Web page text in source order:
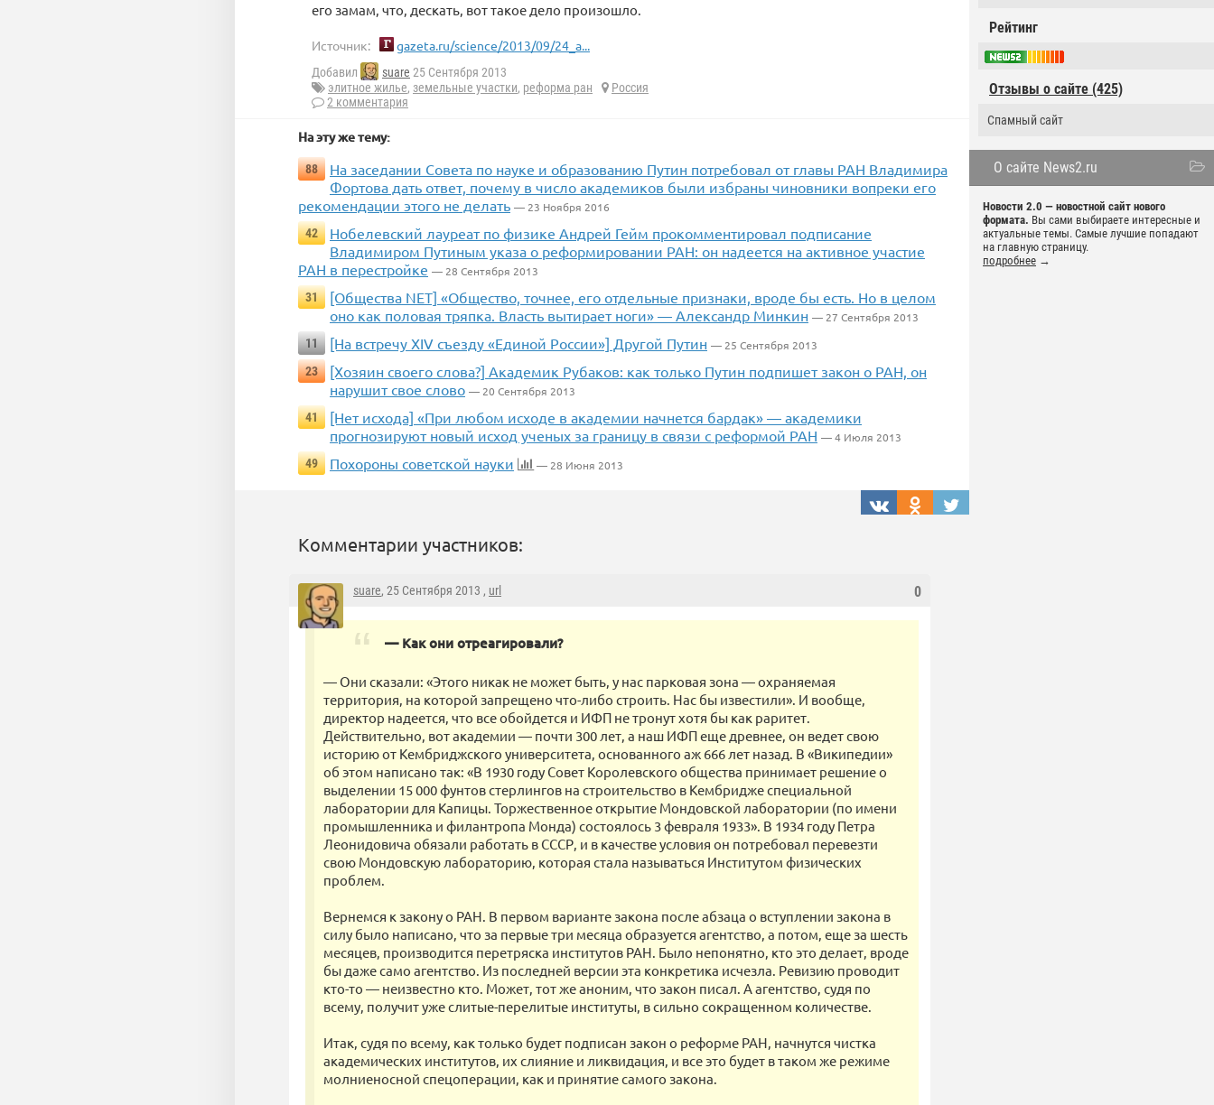
Рейтинг
Отзывы о сайте (425)
Спамный сайт
О сайте News2.ru
Новости 2.0 — новостной сайт нового
формата. Вы сами выбираете интересные и
актуальные темы. Самые лучшие попадают
на главную страницу.
подробнее →
его замам, что, дескать, вот такое дело произошло.
Источник: gazeta.ru/science/2013/09/24_a...
Добавил suare 25 Сентября 2013
элитное жилье, земельные участки, реформа ран
Россия
2 комментария
На эту же тему:
88
На заседании Совета по науке и образованию Путин потребовал от главы РАН Владимира
Фортова дать ответ, почему в число академиков были избраны чиновники вопреки его
рекомендации этого не делать — 23 Ноября 2016
42
Нобелевский лауреат по физике Андрей Гейм прокомментировал подписание
Владимиром Путиным указа о реформировании РАН: он надеется на активное участие
РАН в перестройке — 28 Сентября 2013
31
[Общества NET] «Общество, точнее, его отдельные признаки, вроде бы есть. Но в целом
оно как половая тряпка. Власть вытирает ноги» — Александр Минкин — 27 Сентября 2013
11
[На встречу XIV съезду «Единой России»] Другой Путин — 25 Сентября 2013
23
[Хозяин своего слова?] Академик Рубаков: как только Путин подпишет закон о РАН, он
нарушит свое слово — 20 Сентября 2013
41
[Нет исхода] «При любом исходе в академии начнется бардак» — академики
прогнозируют новый исход ученых за границу в связи с реформой РАН — 4 Июля 2013
49
Похороны советской науки — 28 Июня 2013
Комментарии участников:
0
suare, 25 Сентября 2013 , url
— Как они отреагировали?
— Они сказали: «Этого никак не может быть, у нас парковая зона — охраняемая
территория, на которой запрещено что-либо строить. Нас бы известили». И вообще,
директор надеется, что все обойдется и ИФП не тронут хотя бы как раритет.
Действительно, вот академии — почти 300 лет, а наш ИФП еще древнее, он ведет свою
историю от Кембриджского университета, основанного аж 666 лет назад. В «Википедии»
об этом написано так: «В 1930 году Совет Королевского общества принимает решение о
выделении 15 000 фунтов стерлингов на строительство в Кембридже специальной
лаборатории для Капицы. Торжественное открытие Мондовской лаборатории (по имени
промышленника и филантропа Монда) состоялось 3 февраля 1933». В 1934 году Петра
Леонидовича обязали работать в СССР, и в качестве условия он потребовал перевезти
свою Мондовскую лабораторию, которая стала называться Институтом физических
проблем.
Вернемся к закону о РАН. В первом варианте закона после абзаца о вступлении закона в
силу было написано, что за первые три месяца образуется агентство, а потом, еще за шесть
месяцев, производится перетряска институтов РАН. Было непонятно, кто это делает, вроде
бы даже само агентство. Из последней версии эта конкретика исчезла. Ревизию проводит
кто-то — неизвестно кто. Может, тот же аноним, что закон писал. А агентство, судя по
всему, получит уже слитые-перелитые институты, в сильно сокращенном количестве.
Итак, судя по всему, как только будет подписан закон о реформе РАН, начнутся чистка
академических институтов, их слияние и ликвидация, и все это будет в таком же режиме
молниеносной спецоперации, как и принятие самого закона.